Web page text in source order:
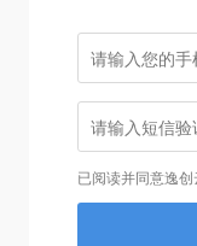
已阅读并同意逸创